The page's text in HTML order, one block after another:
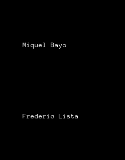
Miquel Bayo
Frederic Lista